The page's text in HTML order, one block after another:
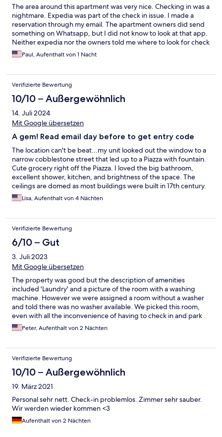
The area around this apartment was very nice. Checking in was a
nightmare. Expedia was part of the check in issue. I made a
reservation through my email. The apartment owners did send
something on Whatsapp, but I did not know to look at that app.
Neither expedia nor the owners told me where to look for check
in information. Also, I thought it was a hotel from the description
on expedia, but it is not. It is a clean apartment in a nice area of
Paul, Aufenthalt von 1 Nacht
Verifizierte Bewertung
10/10 – Außergewöhnlich
14. Juli 2024
Mit Google übersetzen
A gem! Read email day before to get entry code
The location can't be beat...my unit looked out the window to a
narrow cobblestone street that led up to a Piazza with fountain.
Cute grocery right off the Piazza. I loved the big bathroom,
excellent shower, kitchen, and brightness of the space. The
ceilings are domed as most buildings were built in 17th century.
There is a very important thing to know about this place which I
missed. It is not a hotel and there is no front desk or anyone to
through your emails carefully for confirmation from whichever
website you booked it through. Buried within the confirmation a
day before you come is a message in German from the owner
giving you an entry code and telling you which unit is yours and
where the key is. It's easy to ask Google to translate the
message.
Lisa, Aufenthalt von 4 Nächten
Verifizierte Bewertung
6/10 – Gut
3. Juli 2023
Mit Google übersetzen
The property was good but the description of amenities
included 'Laundry' and a picture of the room with a washing
machine. However we were assigned a room without a washer
and told there was no washer available. We picked this room,
even with all the inconvenience of having to check in and park
about a half mile away because we wanted to have a washing
machine. Their only option for us - they did not offer an outside
wash it in their facilities along with their hotel laundry. Couldn't
guarantee a time for return of laundry and couldn't describe
how they would find our laundry in the completed hotel wash. I
contacted your virtual agaent, Ryan, who insisted I needed to
send him a screen shot of your website with the listing. After an
hour he ended the session. I have a copy of your listing, as of
today, with Laundry listed as an Amenity. If you want me to send
this to you, give me an email address, and then please
compensate us for the inaccuracy and our inconvenience.
Peter, Aufenthalt von 2 Nächten
Verifizierte Bewertung
10/10 – Außergewöhnlich
19. März 2021
Personal sehr nett. Check-in problemlos. Zimmer sehr sauber.
Wir werden wieder kommen <3
Aufenthalt von 2 Nächten